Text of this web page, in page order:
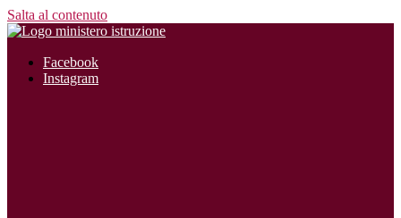
Salta al contenuto
Facebook
Instagram